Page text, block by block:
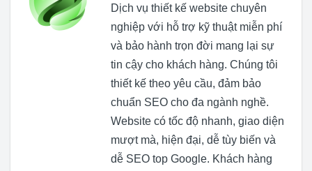
Dịch vụ thiết kế website chuyên
nghiệp với hỗ trợ kỹ thuật miễn phí
và bảo hành trọn đời mang lại sự
tin cậy cho khách hàng. Chúng tôi
thiết kế theo yêu cầu, đảm bảo
chuẩn SEO cho đa ngành nghề.
Website có tốc độ nhanh, giao diện
mượt mà, hiện đại, dễ tùy biến và
dễ SEO top Google. Khách hàng